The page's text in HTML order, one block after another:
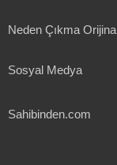
Neden Çıkma
Sosyal Medya
Sahibinden.com